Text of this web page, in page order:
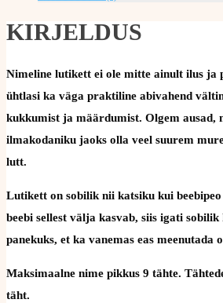
KIRJELDUS
Nimeline lutikett ei ole mitte ainult ilus ja
ühtlasi ka väga praktiline abivahend
kukkumist ja määrdumist. Olgem ausad,
ilmakodaniku jaoks olla veel suurem
lutt.
Lutikett on sobilik nii katsiku kui
beebi sellest välja kasvab, siis igati
panekuks, et ka vanemas eas meenutada
Maksimaalne nime pikkus 9 tähte.
täht.